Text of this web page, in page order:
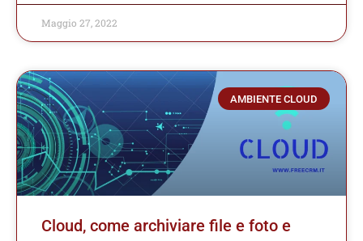
Maggio 27, 2022
AMBIENTE CLOUD
Cloud, come archiviare file e foto e